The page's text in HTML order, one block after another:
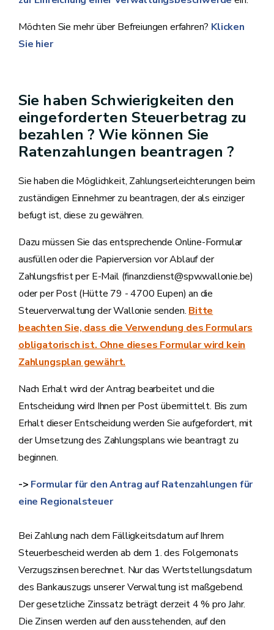
Möchten Sie mehr über Befreiungen erfahren? Klicken
Sie hier
Sie haben Schwierigkeiten den
eingeforderten Steuerbetrag zu
bezahlen ? Wie können Sie
Ratenzahlungen beantragen ?
Sie haben die Möglichkeit, Zahlungserleichterungen beim
zuständigen Einnehmer zu beantragen, der als einziger
befugt ist, diese zu gewähren.
Dazu müssen Sie das entsprechende Online-Formular
ausfüllen oder die Papierversion vor Ablauf der
Zahlungsfrist per E-Mail (finanzdienst@spw.wallonie.be)
oder per Post (Hütte 79 - 4700 Eupen) an die
Steuerverwaltung der Wallonie senden. Bitte
beachten Sie, dass die Verwendung des Formulars
obligatorisch ist. Ohne dieses Formular wird kein
Zahlungsplan gewährt.
Nach Erhalt wird der Antrag bearbeitet und die
Entscheidung wird Ihnen per Post übermittelt. Bis zum
Erhalt dieser Entscheidung werden Sie aufgefordert, mit
der Umsetzung des Zahlungsplans wie beantragt zu
beginnen.
-> Formular für den Antrag auf Ratenzahlungen für
eine Regionalsteuer
Bei Zahlung nach dem Fälligkeitsdatum auf Ihrem
Steuerbescheid werden ab dem 1. des Folgemonats
Verzugszinsen berechnet. Nur das Wertstellungsdatum
des Bankauszugs unserer Verwaltung ist maßgebend.
Der gesetzliche Zinssatz beträgt derzeit 4 % pro Jahr.
Die Zinsen werden auf den ausstehenden, auf den